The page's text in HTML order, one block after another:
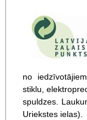
no
stiklu,
spuldzes.
Uriekstes ielas).